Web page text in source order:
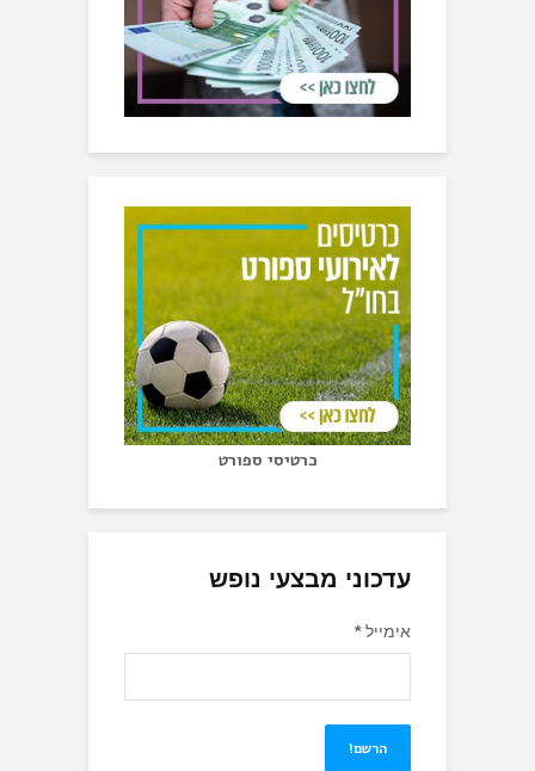
כרטיסי ספורט
עדכוני מבצעי נופש
אימייל*